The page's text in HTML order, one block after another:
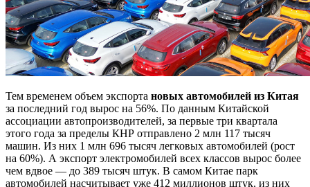
Тем временем объем экспорта новых автомобилей из Китая
за последний год вырос на 56%. По данным Китайской
ассоциации автопроизводителей, за первые три квартала
этого года за пределы КНР отправлено 2 млн 117 тысяч
машин. Из них 1 млн 696 тысяч легковых автомобилей (рост
на 60%). А экспорт электромобилей всех классов вырос более
чем вдвое — до 389 тысяч штук. В самом Китае парк
автомобилей насчитывает уже 412 миллионов штук, из них